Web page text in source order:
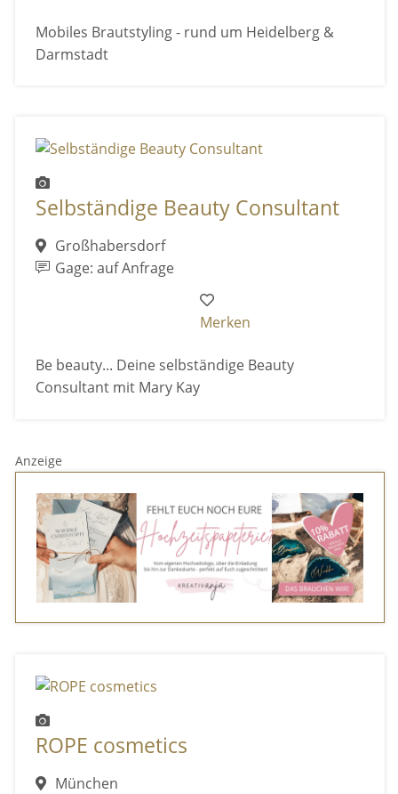
Mobiles Brautstyling - rund um Heidelberg &
Darmstadt
Selbständige Beauty Consultant
Großhabersdorf
Gage: auf Anfrage
Merken
Be beauty... Deine selbständige Beauty
Consultant mit Mary Kay
Anzeige
ROPE cosmetics
München